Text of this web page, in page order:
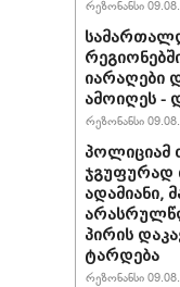
რეზონანსი
იარაღები
ამოიღეს -
რეზონანსი
პოლიციამ
ჯგუფურად
ადამიანი,
პირის
ტარდება
რეზონანსი